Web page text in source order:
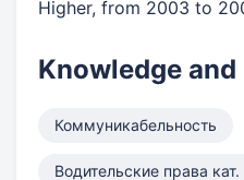
Higher, from 2003 to
Knowledge
Коммуникабельность
Водительские права кат.